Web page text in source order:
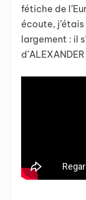
fétiche de
écoute,
largement : il